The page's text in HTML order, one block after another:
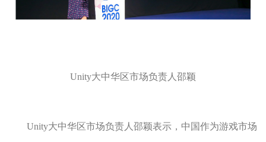
Unity大中华区市场负责人邵颖
Unity大中华区市场负责人邵颖表示，中国作为游戏市场